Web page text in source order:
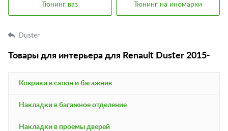
Тюнинг ваз Тюнинг на иномарки
Duster
Товары для интерьера для Renault Duster 2015-
Коврики в салон и багажник
Накладки в багажное отделение
Накладки в проемы дверей